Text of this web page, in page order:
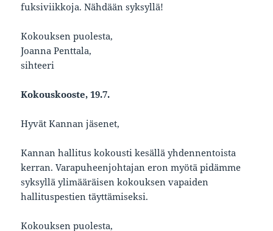
fuksiviikkoja. Nähdään syksyllä!
Kokouksen puolesta,
Joanna Penttala,
sihteeri
Kokouskooste, 19.7.
Hyvät Kannan jäsenet,
Kannan hallitus kokousti kesällä yhdennentoista
kerran. Varapuheenjohtajan eron myötä pidämme
syksyllä ylimääräisen kokouksen vapaiden
hallituspestien täyttämiseksi.
Kokouksen puolesta,